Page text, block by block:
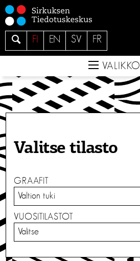
r
s
i
l
t
ö
n
a
FI EN SV FR
VALIKKO
Valitse tilasto
GRAAFIT
VUOSITILASTOT